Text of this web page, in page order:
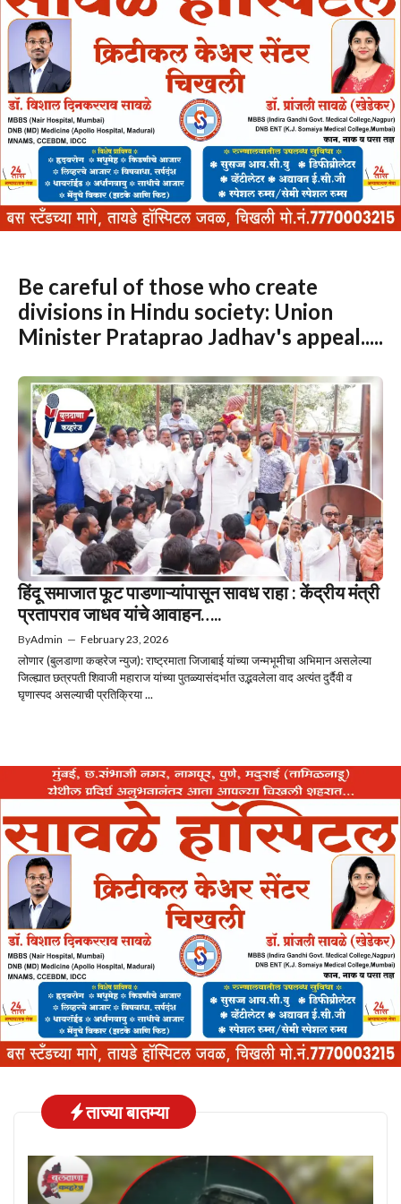
Be careful of those who create
divisions in Hindu society: Union
Minister Prataprao Jadhav's appeal.....
हिंदू समाजात फूट पाडणाऱ्यांपासून सावध राहा : केंद्रीय मंत्री
प्रतापराव जाधव यांचे आवाहन…..
ByAdmin — February 23, 2026
लोणार (बुलडाणा कव्हरेज न्युज): राष्ट्रमाता जिजाबाई यांच्या जन्मभूमीचा अभिमान असलेल्या
जिल्ह्यात छत्रपती शिवाजी महाराज यांच्या पुतळ्यासंदर्भात उद्भवलेला वाद अत्यंत दुर्दैवी व
घृणास्पद असल्याची प्रतिक्रिया ...
ताज्या बातम्या